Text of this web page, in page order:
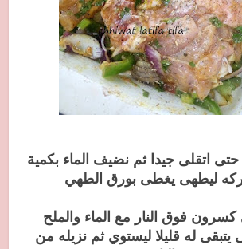
اتقلى جيدا ثم نضيف الماء بكمية
ليطهى يغطى بورق الطهي
فوق النار مع الماء والملح
له قليلا ليستوي ثم نزيله من